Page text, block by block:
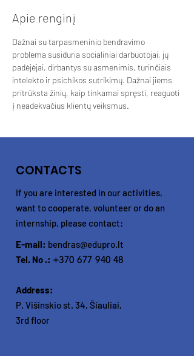
Apie renginį
Dažnai su tarpasmeninio bendravimo
problema susiduria socialiniai darbuotojai, jų
padėjėjai, dirbantys su asmenimis, turinčiais
intelekto ir psichikos sutrikimų. Dažnai jiems
pritrūksta žinių, kaip tinkamai spręsti, reaguoti
į neadekvačius klientų veiksmus.
CONTACTS
If you are interested in our activities,
want to cooperate, volunteer or do an
internship, please contact:
E-mail: bendras@edupro.lt
Tel. No .: +370 677 940 48
Address:
P. Višinskio st. 34, Šiauliai,
3rd floor